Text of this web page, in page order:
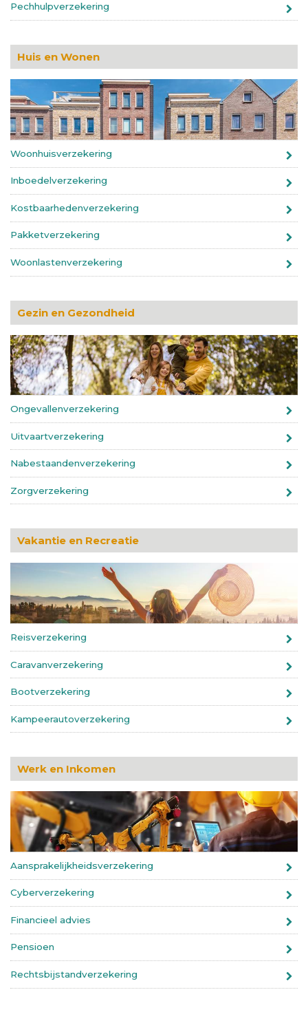
Pechhulpverzekering
Huis en Wonen
Woonhuisverzekering
Inboedelverzekering
Kostbaarhedenverzekering
Pakketverzekering
Woonlastenverzekering
Gezin en Gezondheid
Ongevallenverzekering
Uitvaartverzekering
Nabestaandenverzekering
Zorgverzekering
Vakantie en Recreatie
Reisverzekering
Caravanverzekering
Bootverzekering
Kampeerautoverzekering
Werk en Inkomen
Aansprakelijkheidsverzekering
Cyberverzekering
Financieel advies
Pensioen
Rechtsbijstandverzekering